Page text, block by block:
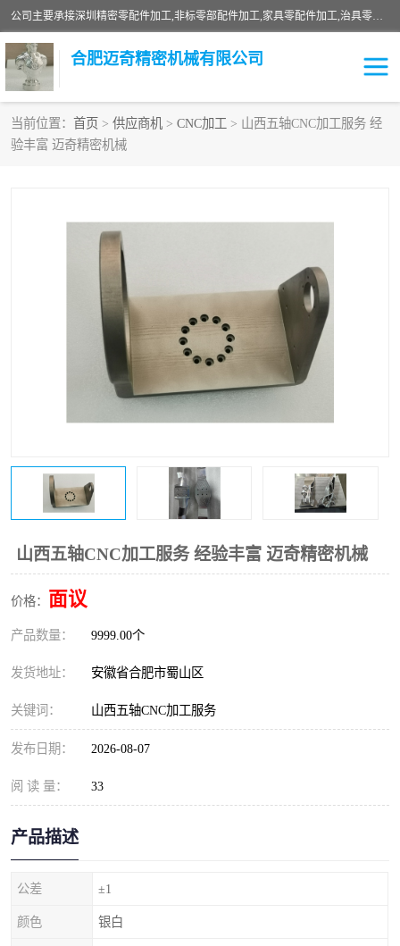
公司主要承接深圳精密零配件加工,非标零部配件加工,家具零配件加工,治具零配件加工,安徽精密零配件加工等各种各种精密机械加工，欢迎来来电咨询！
合肥迈奇精密机械有限公司
当前位置： 首页 > 供应商机 > CNC加工 > 山西五轴CNC加工服务 经
验丰富 迈奇精密机械
山西五轴CNC加工服务 经验丰富 迈奇精密机械
价格： 面议
产品数量： 9999.00个
发货地址： 安徽省合肥市蜀山区
关键词： 山西五轴CNC加工服务
发布日期： 2026-08-07
阅 读 量： 33
产品描述
公差 ±1
颜色 银白
铣床加工
家具零配件加工
零部件机加工 机床零件加工
数控机床加工